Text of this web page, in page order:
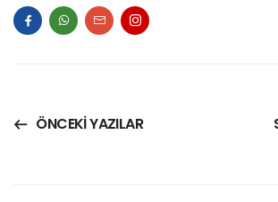
ÖNCEKI YAZILAR